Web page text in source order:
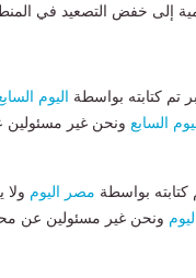
إلى خفض التصعيد في
تم كتابته بواسطة اليوم
السابع ونحن غير مسئولين
كتابته بواسطة مصر اليوم
ونحن غير مسئولين عن